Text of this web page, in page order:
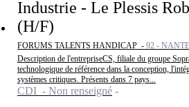
Industrie - Le Plessis
(H/F)
FORUMS TALENTS HANDICAP - 92 -
Description de l'entrepriseCS, filiale du groupe
technologique de référence dans la conception,
systèmes critiques. Présents dans 7 pays...
CDI - Non renseigné